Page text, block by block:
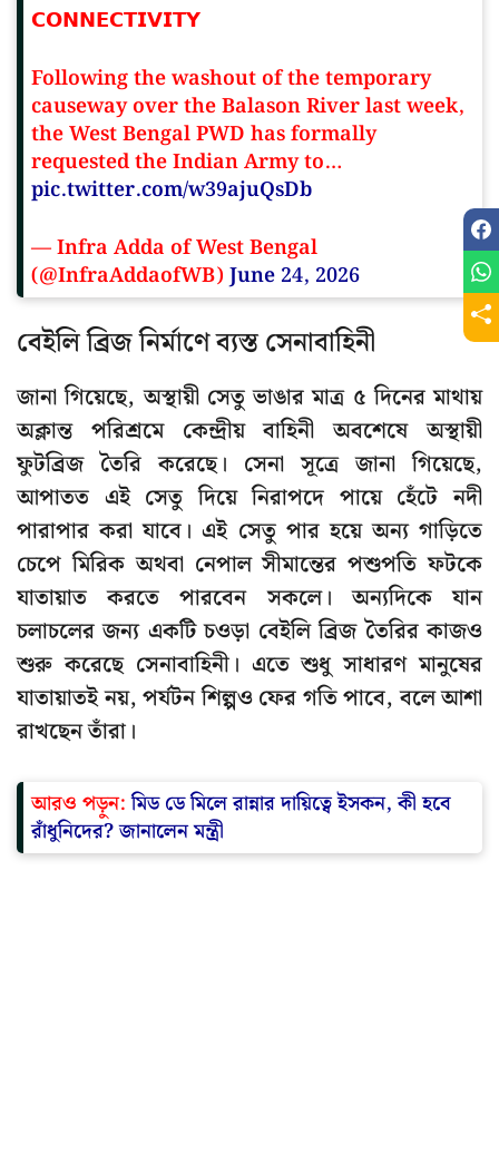
𝗖𝗢𝗡𝗡𝗘𝗖𝗧𝗜𝗩𝗜𝗧𝗬
Following the washout of the temporary
causeway over the Balason River last week,
the West Bengal PWD has formally
requested the Indian Army to…
pic.twitter.com/w39ajuQsDb
— Infra Adda of West Bengal
(@InfraAddaofWB) June 24, 2026
বেইলি ব্রিজ নির্মাণে ব্যস্ত সেনাবাহিনী
জানা গিয়েছে, অস্থায়ী সেতু ভাঙার মাত্র ৫ দিনের মাথায়
অক্লান্ত পরিশ্রমে কেন্দ্রীয় বাহিনী অবশেষে অস্থায়ী
ফুটব্রিজ তৈরি করেছে। সেনা সূত্রে জানা গিয়েছে,
আপাতত এই সেতু দিয়ে নিরাপদে পায়ে হেঁটে নদী
পারাপার করা যাবে। এই সেতু পার হয়ে অন্য গাড়িতে
চেপে মিরিক অথবা নেপাল সীমান্তের পশুপতি ফটকে
যাতায়াত করতে পারবেন সকলে। অন্যদিকে যান
চলাচলের জন্য একটি চওড়া বেইলি ব্রিজ তৈরির কাজও
শুরু করেছে সেনাবাহিনী। এতে শুধু সাধারণ মানুষের
যাতায়াতই নয়, পর্যটন শিল্পও ফের গতি পাবে, বলে আশা
রাখছেন তাঁরা।
আরও পড়ুন:মিড ডে মিলে রান্নার দায়িত্বে ইসকন, কী হবে
রাঁধুনিদের? জানালেন মন্ত্রী